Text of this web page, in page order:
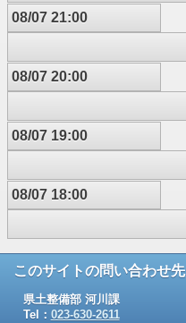
08/07 21:00
08/07 20:00
08/07 19:00
08/07 18:00
このサイトの問い合わせ先
県土整備部 河川課
Tel： 023-630-2611